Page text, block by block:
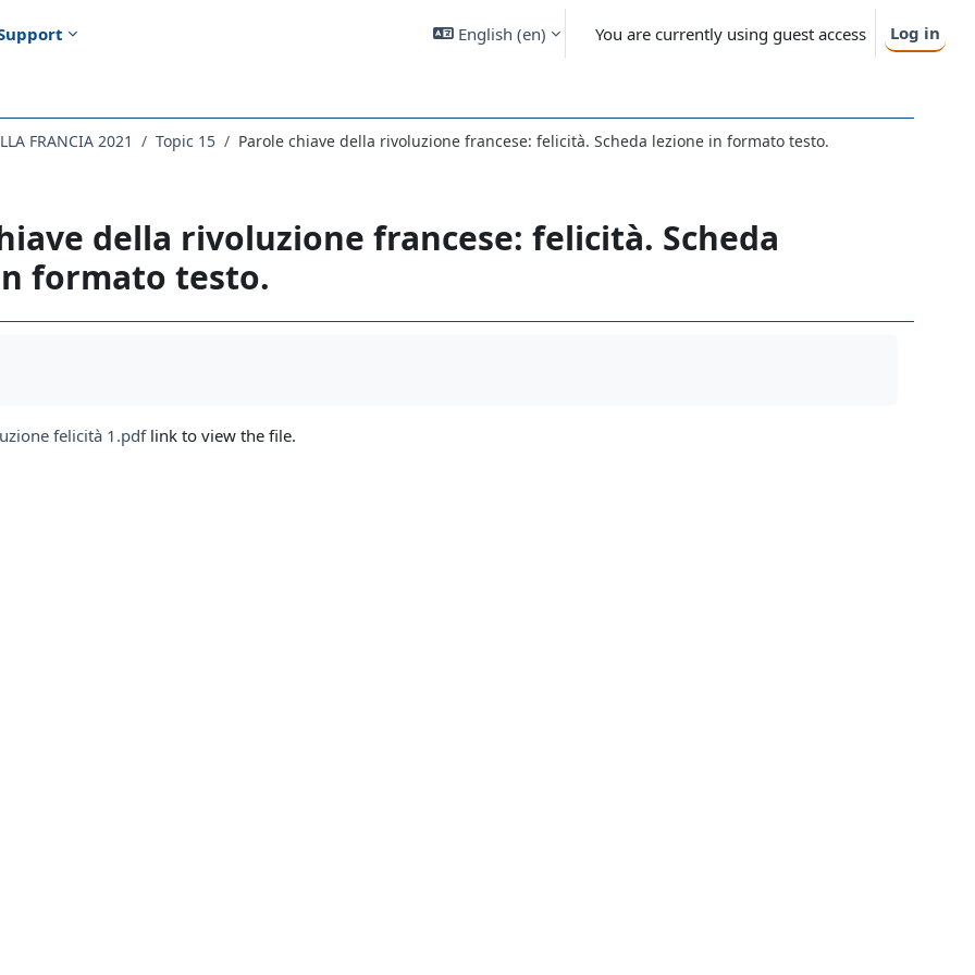
English ‎(en)‎ You are currently using guest access Log in
FRANCIA 2021 Topic 15 Parole chiave della rivoluzione francese: felicità. Scheda lezione in formato testo.
della rivoluzione francese: felicità. Scheda
formato testo.
felicità 1.pdflink to view the file.